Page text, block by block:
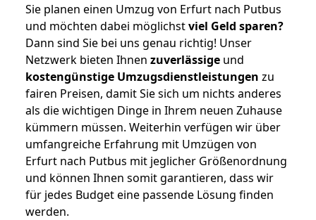
Sie planen einen Umzug von Erfurt nach Putbus
und möchten dabei möglichstviel Geld sparen?
Dann sind Sie bei uns genau richtig! Unser
Netzwerk bieten Ihnen zuverlässige und
kostengünstige Umzugsdienstleistungen zu
fairen Preisen, damit Sie sich um nichts anderes
als die wichtigen Dinge in Ihrem neuen Zuhause
kümmern müssen. Weiterhin verfügen wir über
umfangreiche Erfahrung mit Umzügen von
Erfurt nach Putbus mit jeglicher Größenordnung
und können Ihnen somit garantieren, dass wir
für jedes Budget eine passende Lösung finden
werden.